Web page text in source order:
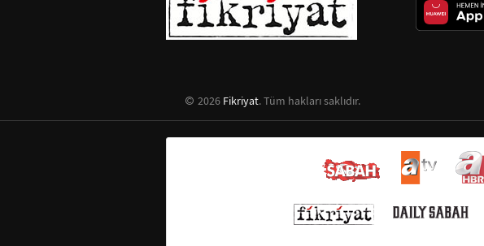
2026 Fikriyat. Tüm hakları saklıdır.